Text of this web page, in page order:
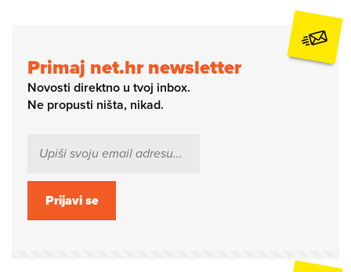
Primaj net.hr newsletter
Novosti direktno u tvoj inbox.
Ne propusti ništa, nikad.
Prijavi se